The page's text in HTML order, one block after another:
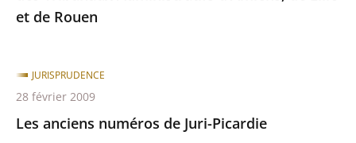
Lille
et
Rouen
et de Rouen
Les anciens numéros de Juri-Picardie
JURISPRUDENCE
28 février 2009